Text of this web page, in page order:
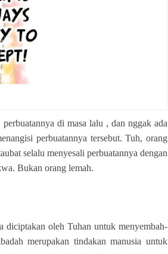
di masa lalu , dan nggak ada
perbuatannya tersebut. Tuh, orang
selalu menyesali perbuatannya dengan
Bukan orang lemah.
diciptakan oleh Tuhan untuk menyembah-
merupakan tindakan manusia untuk